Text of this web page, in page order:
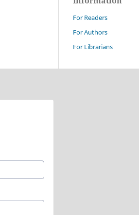
For Readers
For Authors
For Librarians